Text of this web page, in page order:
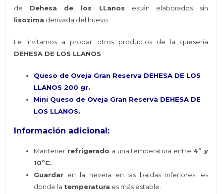
de Dehesa de los LLanos están elaborados sin
lisozima derivada del huevo.
Le invitamos a probar otros productos de la quesería
DEHESA DE LOS LLANOS:
Queso de Oveja Gran Reserva DEHESA DE LOS
LLANOS 200 gr.
Mini Queso de Oveja Gran Reserva DEHESA DE
LOS LLANOS.
Información adicional:
Mantener refrigerado a una temperatura entre 4º y
10ºC.
Guardar en la nevera en las baldas inferiores, es
donde la temperatura es más estable.